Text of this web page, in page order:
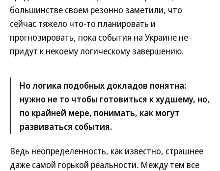
большинстве своем резонно заметили, что
сейчас тяжело что-то планировать и
прогнозировать, пока события на Украине не
придут к некоему логическому завершению.
Но логика подобных докладов понятна:
нужно не то чтобы готовиться к худшему, но,
по крайней мере, понимать, как могут
развиваться события.
Ведь неопределенность, как известно, страшнее
даже самой горькой реальности. Между тем все